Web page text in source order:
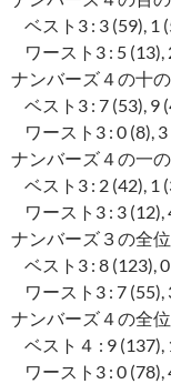
ベスト3 : 3 (59), 1
ワースト3 : 5 (13),
ナンバーズ４の十
ベスト3 : 7 (53), 9
ワースト3 : 0 (8), 3
ナンバーズ４の一
ベスト3 : 2 (42), 1
ワースト3 : 3 (12),
ナンバーズ３の全
ベスト3 : 8 (123),
ワースト3 : 7 (55),
ナンバーズ４の全
ベスト４ : 9 (137),
ワースト3 : 0 (78),